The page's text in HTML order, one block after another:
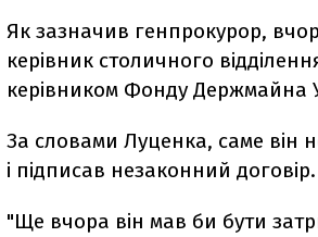
Як зазначив генпрокурор,
керівник столичного
керівником Фонду Держмайна
За словами Луценка, саме він
і підписав незаконний договір.
"Ще вчора він мав би бути